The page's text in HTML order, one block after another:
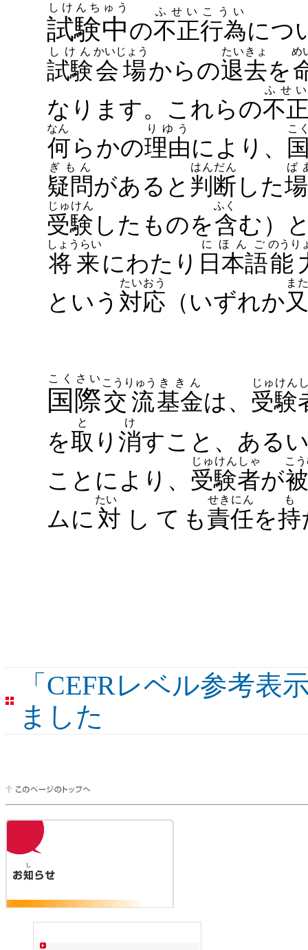
試験中
しけんちゅう
の不正
ふせい
行為
こうい
につ
試験
しけん
会場
かいじょう
からの退去
たいきょ
を
なります。これらの不
ふせい
何ら
なん
かの理由
りゆう
により、
こ
疑問
ぎもん
があると 判断
はんだん
した
ば
受験
じゅけん
したものを含む
ふく
）
将来
しょうらい
にわたり 日本語
にほんご
能
のうり
という 対応
たいおう
（いずれか又
また
国際
こくさい
交流
こうりゅう
基金
ききん
は、 受験
じゅけん
を取り消す
と け
こと、ある
ことにより、 受験者
じゅけんしゃ
が
こ
ムに 対して
たい
も責任
せきにん
を持
「CEFRレベル参考表
ました